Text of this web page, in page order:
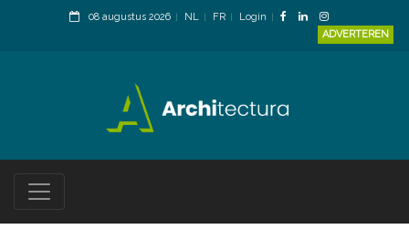
08 augustus 2026 NL FR
Login
ADVERTEREN